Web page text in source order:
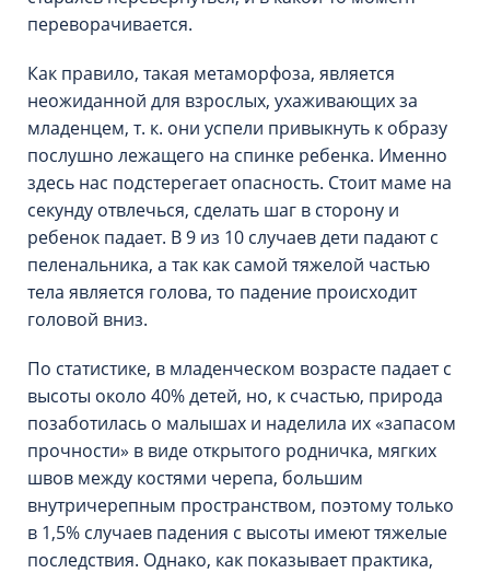
переворачивается.
Как правило, такая метаморфоза, является
неожиданной для взрослых, ухаживающих за
младенцем, т. к. они успели привыкнуть к образу
послушно лежащего на спинке ребенка. Именно
здесь нас подстерегает опасность. Стоит маме на
секунду отвлечься, сделать шаг в сторону и
ребенок падает. В 9 из 10 случаев дети падают с
пеленальника, а так как самой тяжелой частью
тела является голова, то падение происходит
головой вниз.
По статистике, в младенческом возрасте падает с
высоты около 40% детей, но, к счастью, природа
позаботилась о малышах и наделила их «запасом
прочности» в виде открытого родничка, мягких
швов между костями черепа, большим
внутричерепным пространством, поэтому только
в 1,5% случаев падения с высоты имеют тяжелые
последствия. Однако, как показывает практика,